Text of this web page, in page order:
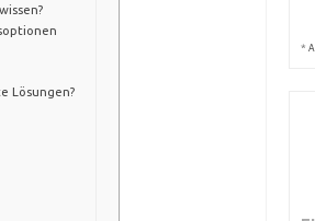
Lösungen?
*